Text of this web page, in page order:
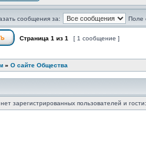
сообщения за: Поле
Страница 1 из 1 [ 1 сообщение ]
» О сайте Общества
зарегистрированных пользователей и